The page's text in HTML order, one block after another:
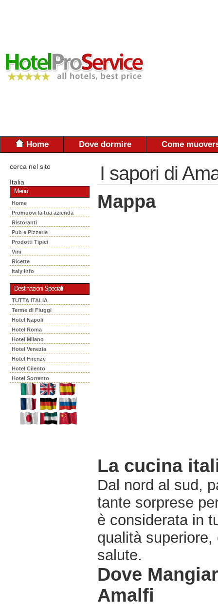
Home Dove dormire Come
cerca nel sito
Italia
Menu
Home
Promuovi la tua azienda
Ristoranti
Pub e Pizzerie
Prodotti Tipici
Vini
Ricette
Italy Info
Destinazioni Speciali
TUTTA ITALIA
Terme di Fiuggi
Hotel Napoli
Hotel Roma
Hotel Milano
Hotel Venezia
Hotel Firenze
Hotel Cilento
Hotel Sorrento
I sapori di
Mappa
La cucina
Dal nord al sud,
tante sorprese
è considerata in
qualità
salute.
Dove
Amalfi